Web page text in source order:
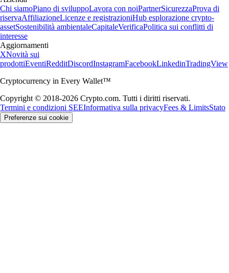
Chi siamoPiano di sviluppoLavora con noiPartnerSicurezzaProva di
riservaAffiliazioneLicenze e registrazioniHub esplorazione crypto-
assetSostenibilità ambientaleCapitaleVerificaPolitica sui conflitti di
interesse
Aggiornamenti
XNovità sui
prodottiEventiRedditDiscordInstagramFacebookLinkedinTradingView
Cryptocurrency in Every Wallet™
Copyright © 2018-2026 Crypto.com. Tutti i diritti riservati.
Termini e condizioni SEEInformativa sulla privacyFees & LimitsStato
Preferenze sui cookie